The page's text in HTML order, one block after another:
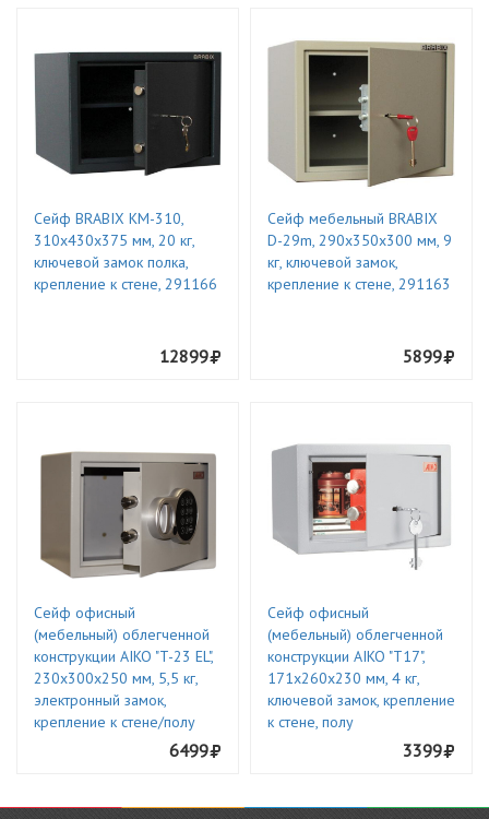
Сейф BRABIX КМ-310,
310х430х375 мм, 20 кг,
ключевой замок полка,
крепление к стене, 291166
12899
Сейф мебельный BRABIX
D-29m, 290х350х300 мм, 9
кг, ключевой замок,
крепление к стене, 291163
5899
Сейф офисный
(мебельный) облегченной
конструкции AIKO "T-23 EL",
230х300х250 мм, 5,5 кг,
электронный замок,
крепление к стене/полу
6499
Сейф офисный
(мебельный) облегченной
конструкции AIKO "Т17",
171х260х230 мм, 4 кг,
ключевой замок, крепление
к стене, полу
3399